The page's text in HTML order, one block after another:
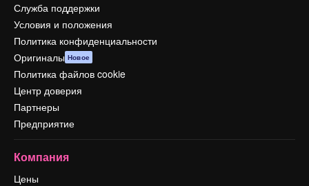
Служба поддержки
Условия и положения
Политика конфиденциальности
Оригиналы Новое
Политика файлов cookie
Центр доверия
Партнеры
Предприятие
Компания
Цены